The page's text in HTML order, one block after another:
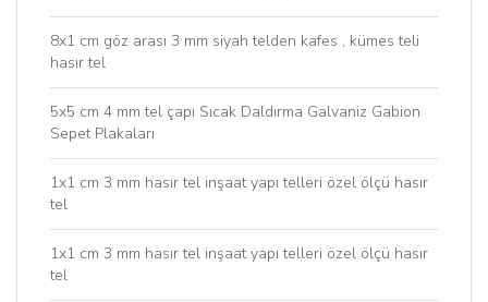
8x1 cm göz arası 3 mm siyah telden kafes , kümes teli
hasır tel
5x5 cm 4 mm tel çapı Sıcak Daldırma Galvaniz Gabion
Sepet Plakaları
1x1 cm 3 mm hasır tel inşaat yapı telleri özel ölçü hasır
tel
1x1 cm 3 mm hasır tel inşaat yapı telleri özel ölçü hasır
tel